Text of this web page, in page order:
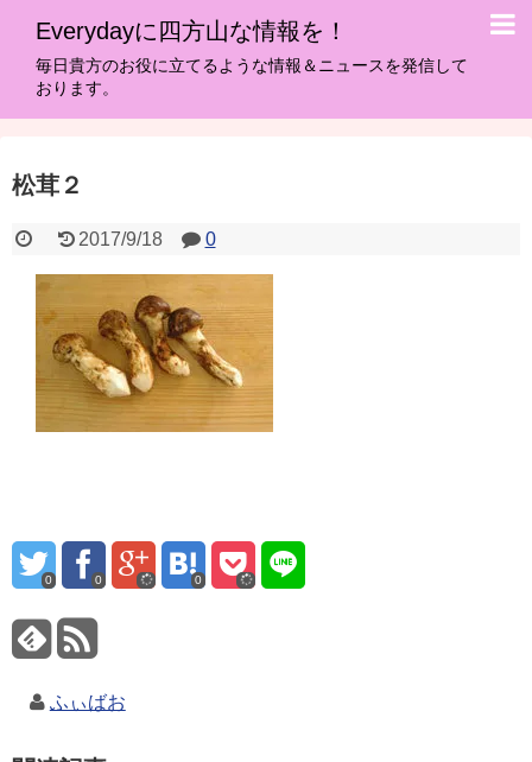
Everydayに四方山な情報を！
毎日貴方のお役に立てるような情報＆ニュースを発信して
おります。
松茸２
2017/9/18 0
0 0 0
ふぃばお